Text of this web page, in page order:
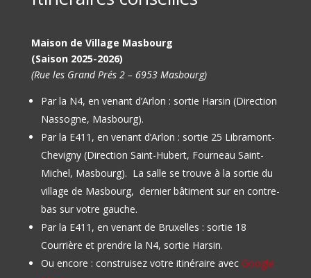
Maison de Village Masbourg
(Saison 2025-2026)
(Rue les Grand Prés 2 – 6953 Masbourg)
Par la N4, en venant d’Arlon : sortie Harsin (Direction
Nassogne, Masbourg).
Par la E411, en venant d’Arlon : sortie 25 Libramont-
Chevigny (Direction Saint-Hubert, Fourneau Saint-
Michel, Masbourg). La salle se trouve à la sortie du
village de Masbourg, dernier bâtiment sur en contre-
bas sur votre gauche.
Par la E411, en venant de Bruxelles : sortie 18
Courrière et prendre la N4, sortie Harsin.
Ou encore : construisez votre itinéraire avec Google